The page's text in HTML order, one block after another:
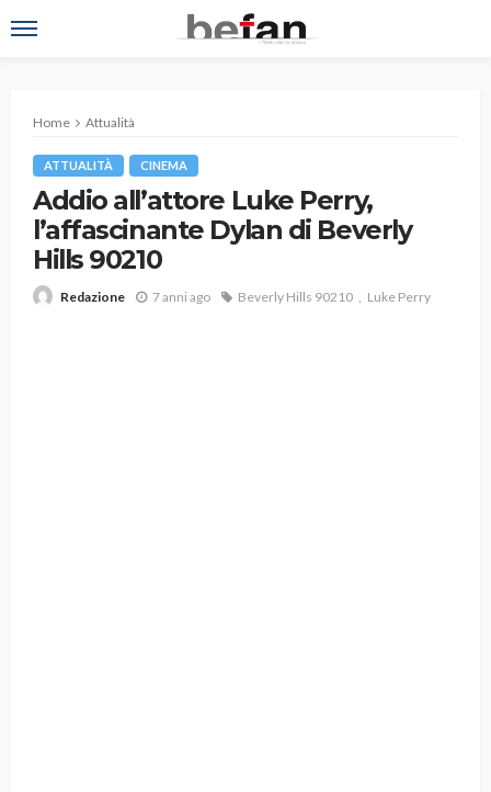
Home Attualità
ATTUALITÀ CINEMA
Addio all’attore Luke Perry,
l’affascinante Dylan di Beverly
Hills 90210
Redazione 7 anni ago Beverly Hills 90210 Luke Perry